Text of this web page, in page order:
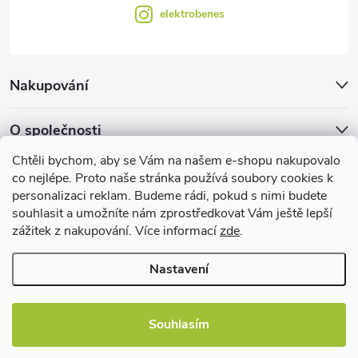
Chtěli bychom, aby se Vám na našem e-shopu nakupovalo
co nejlépe. Proto naše stránka používá soubory cookies k
personalizaci reklam. Budeme rádi, pokud s nimi budete
souhlasit a umožníte nám zprostředkovat Vám ještě lepší
zážitek z nakupování. Více informacízde.
Nastavení
Souhlasím
Nakupování
O společnosti
Facebook
elektrobenes
Užitečné informace